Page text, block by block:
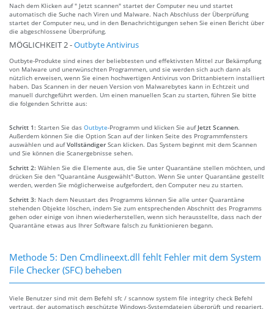
Nach dem Klicken auf " Jetzt scannen" startet der Computer neu und startet
automatisch die Suche nach Viren und Malware. Nach Abschluss der Überprüfung
startet der Computer neu, und in den Benachrichtigungen sehen Sie einen Bericht über
die abgeschlossene Überprüfung.
MÖGLICHKEIT 2 -Outbyte Antivirus
Outbyte-Produkte sind eines der beliebtesten und effektivsten Mittel zur Bekämpfung
von Malware und unerwünschten Programmen, und sie werden sich auch dann als
nützlich erweisen, wenn Sie einen hochwertigen Antivirus von Drittanbietern installiert
haben. Das Scannen in der neuen Version von Malwarebytes kann in Echtzeit und
manuell durchgeführt werden. Um einen manuellen Scan zu starten, führen Sie bitte
die folgenden Schritte aus:
Schritt 1: Starten Sie das Outbyte-Programm und klicken Sie auf Jetzt Scannen.
Außerdem können Sie die Option Scan auf der linken Seite des Programmfensters
auswählen und aufVollständiger Scan klicken. Das System beginnt mit dem Scannen
und Sie können die Scanergebnisse sehen.
Schritt 2: Wählen Sie die Elemente aus, die Sie unter Quarantäne stellen möchten, und
drücken Sie den "Quarantäne Ausgewählt"-Button. Wenn Sie unter Quarantäne gestellt
werden, werden Sie möglicherweise aufgefordert, den Computer neu zu starten.
Schritt 3: Nach dem Neustart des Programms können Sie alle unter Quarantäne
stehenden Objekte löschen, indem Sie zum entsprechenden Abschnitt des Programms
gehen oder einige von ihnen wiederherstellen, wenn sich herausstellte, dass nach der
Quarantäne etwas aus Ihrer Software falsch zu funktionieren begann.
Methode 5: Den Cmdlineext.dll fehlt Fehler mit dem System
File Checker (SFC) beheben
Viele Benutzer sind mit dem Befehl sfc / scannow system file integrity check Befehl
vertraut, der automatisch geschützte Windows-Systemdateien überprüft und repariert.